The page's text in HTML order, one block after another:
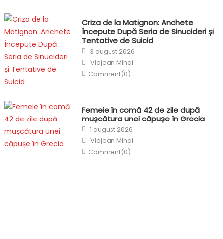
Criza de la Matignon: Anchete
Începute După Seria de Sinucideri și
Tentative de Suicid
Posted
on
3 august 2026
Author
Vidjean Mihai
Comment(0)
Femeie în comă 42 de zile după
mușcătura unei căpușe în Grecia
Posted
on
1 august 2026
Author
Vidjean Mihai
Comment(0)